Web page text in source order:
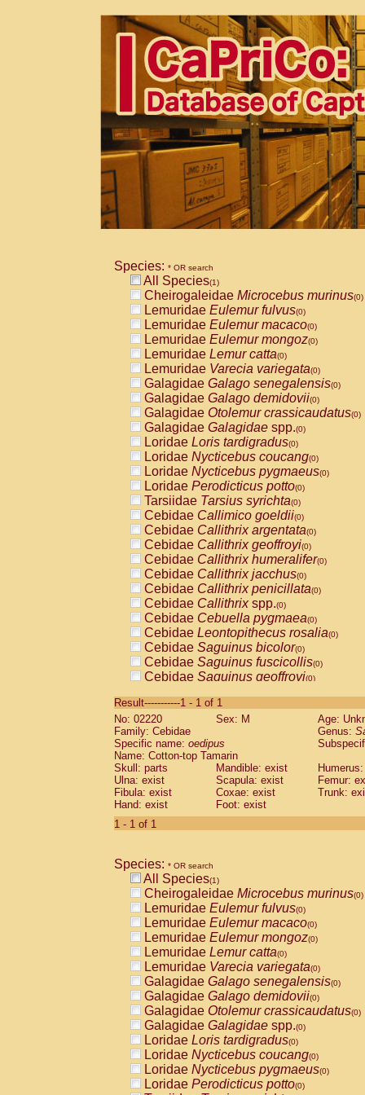
Species: * OR search
All Species(1)
Cheirogaleidae Microcebus murinus(0)
Lemuridae Eulemur fulvus(0)
Lemuridae Eulemur macaco(0)
Lemuridae Eulemur mongoz(0)
Lemuridae Lemur catta(0)
Lemuridae Varecia variegata(0)
Galagidae Galago senegalensis(0)
Galagidae Galago demidovii(0)
Galagidae Otolemur crassicaudatus(0)
Galagidae Galagidae spp.(0)
Loridae Loris tardigradus(0)
Loridae Nycticebus coucang(0)
Loridae Nycticebus pygmaeus(0)
Loridae Perodicticus potto(0)
Tarsiidae Tarsius syrichta(0)
Cebidae Callimico goeldii(0)
Cebidae Callithrix argentata(0)
Cebidae Callithrix geoffroyi(0)
Cebidae Callithrix humeralifer(0)
Cebidae Callithrix jacchus(0)
Cebidae Callithrix penicillata(0)
Cebidae Callithrixspp.(0)
Cebidae Cebuella pygmaea(0)
Cebidae Leontopithecus rosalia(0)
Cebidae Saguinus bicolor(0)
Cebidae Saguinus fuscicollis(0)
Cebidae Saguinus geoffroyi(0)
CebidaeSaguinus labiatus(0)
Cebidae Saguinus leucopus (0)
Cebidae
CebidaeSaguinus mystax
Cebidae Saguinus nigricollis (0)
Cebidae Saguinus oedipus
Cebidae Saguinus weddelli
Cebidae Saguinusspp.
Cebidae
CebidaeCebus capucinus
CebidaeCebus nigrivittatus
CebidaeCebus spp.(0)
CebidaeSaimiri boliviensis(0)
CebidaeSaimiri sciureus(0)
AtelidaeAlouatta caraya(0)
AtelidaeAlouatta fusca(0)
AtelidaeAlouatta seniculus(0)
AtelidaeAlouattaspp.(0)
AtelidaeAteles belzebuth(0)
AtelidaeAteles geoffroyi(0)
AtelidaeAteles paniscus(0)
AtelidaeAtelesspp.(0)
AtelidaeLagothrix lagothricha(0)
AtelidaeLagothrix lagothricha cana
PitheciidaeCacajao calvus
Result-----------1 - 1 of 1
No: 02220
Sex: M
Age:
Family: Cebidae
Genus:
Specific name: oedipus
Name: Cotton-top Tamarin
Skull: parts
Mandible: exist
Ulna: exist
Scapula: exist
Femur:
Fibula: exist
Coxae: exist
Trunk:
Hand: exist
Foot: exist
1 - 1 of 1
Species: * OR search
All Species(1)
Cheirogaleidae Microcebus murinus(0)
Lemuridae Eulemur fulvus(0)
Lemuridae Eulemur macaco(0)
Lemuridae Eulemur mongoz(0)
Lemuridae Lemur catta(0)
Lemuridae Varecia variegata(0)
Galagidae Galago senegalensis(0)
Galagidae Galago demidovii(0)
Galagidae Otolemur crassicaudatus(0)
Galagidae Galagidae spp.(0)
Loridae Loris tardigradus(0)
Loridae Nycticebus coucang(0)
Loridae Nycticebus pygmaeus(0)
Loridae Perodicticus potto(0)